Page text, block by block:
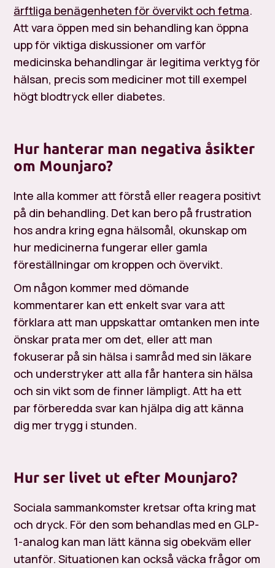
ärftliga benägenheten för övervikt och fetma.
Att vara öppen med sin behandling kan öppna
upp för viktiga diskussioner om varför
medicinska behandlingar är legitima verktyg för
hälsan, precis som mediciner mot till exempel
högt blodtryck eller diabetes.
Hur hanterar man negativa åsikter
om Mounjaro?
Inte alla kommer att förstå eller reagera positivt
på din behandling. Det kan bero på frustration
hos andra kring egna hälsomål, okunskap om
hur medicinerna fungerar eller gamla
föreställningar om kroppen och övervikt.
Om någon kommer med dömande
kommentarer kan ett enkelt svar vara att
förklara att man uppskattar omtanken men inte
önskar prata mer om det, eller att man
fokuserar på sin hälsa i samråd med sin läkare
och understryker att alla får hantera sin hälsa
och sin vikt som de finner lämpligt. Att ha ett
par förberedda svar kan hjälpa dig att känna
dig mer trygg i stunden.
Hur ser livet ut efter Mounjaro?
Sociala sammankomster kretsar ofta kring mat
och dryck. För den som behandlas med en GLP-
1-analog kan man lätt känna sig obekväm eller
utanför. Situationen kan också väcka frågor om